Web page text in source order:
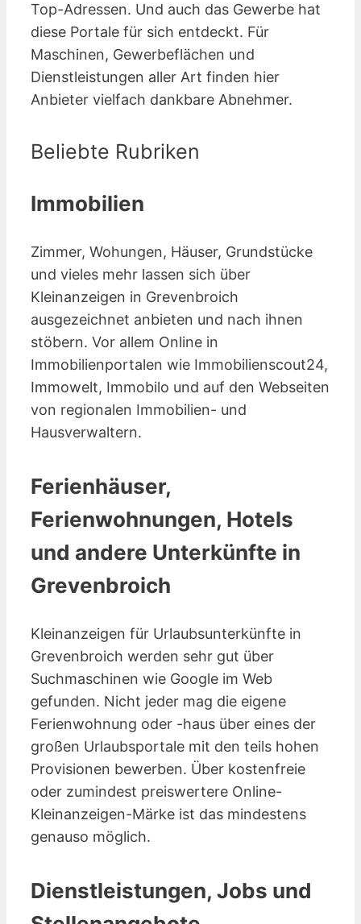
Top-Adressen. Und auch das Gewerbe hat
diese Portale für sich entdeckt. Für
Maschinen, Gewerbeflächen und
Dienstleistungen aller Art finden hier
Anbieter vielfach dankbare Abnehmer.
Beliebte Rubriken
Immobilien
Zimmer, Wohungen, Häuser, Grundstücke
und vieles mehr lassen sich über
Kleinanzeigen in Grevenbroich
ausgezeichnet anbieten und nach ihnen
stöbern. Vor allem Online in
Immobilienportalen wie Immobilienscout24,
Immowelt, Immobilo und auf den Webseiten
von regionalen Immobilien- und
Hausverwaltern.
Ferienhäuser,
Ferienwohnungen, Hotels
und andere Unterkünfte in
Grevenbroich
Kleinanzeigen für Urlaubsunterkünfte in
Grevenbroich werden sehr gut über
Suchmaschinen wie Google im Web
gefunden. Nicht jeder mag die eigene
Ferienwohnung oder -haus über eines der
großen Urlaubsportale mit den teils hohen
Provisionen bewerben. Über kostenfreie
oder zumindest preiswertere Online-
Kleinanzeigen-Märke ist das mindestens
genauso möglich.
Dienstleistungen, Jobs und